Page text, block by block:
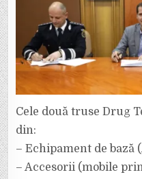
Cele două truse Drug
din:
– Echipament de
– Accesorii (mobile